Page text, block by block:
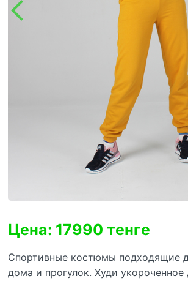
Цена: 17990 тенге
Спортивные костюмы подходящие
дома и прогулок. Худи укороченное